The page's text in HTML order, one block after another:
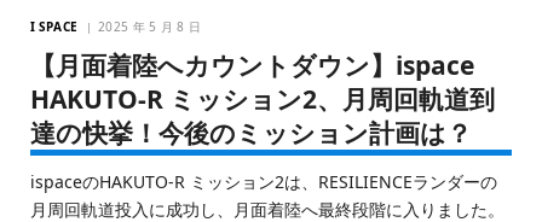
I SPACE 2025 年 5 月 8 日
【月面着陸へカウントダウン】ispace
HAKUTO-R ミッション2、月周回軌道到
達の快挙！今後のミッション計画は？
ispaceのHAKUTO-R ミッション2は、RESILIENCEランダーの
月周回軌道投入に成功し、月面着陸へ最終段階に入りました。